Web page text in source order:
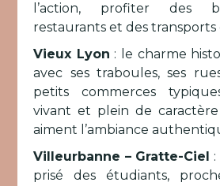
l’action, profiter des
restaurants et des
Vieux Lyon : le charme
avec ses traboules, ses
petits commerces
vivant et plein de
aiment l’ambiance
Villeurbanne – Gratte-Ciel
prisé des étudiants,